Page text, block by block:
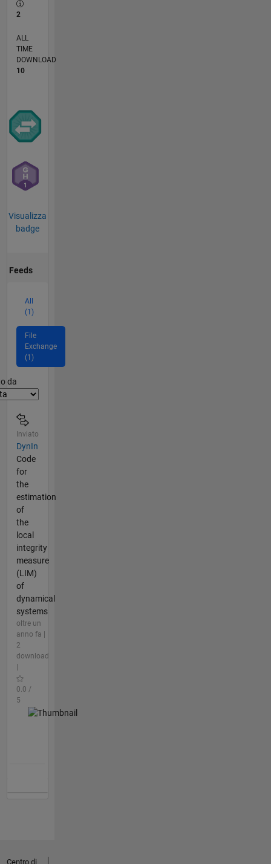
2
ALL
TIME
DOWNLOAD
10
Visualizza
badge
Feeds
All
(1)
File
Exchange
(1)
da
Inviato
DynIn
Code
for
the
estimation
of
the
local
integrity
measure
(LIM)
of
dynamical
systems
oltre un
anno fa |
2
download
0.0 /
5
Centro di